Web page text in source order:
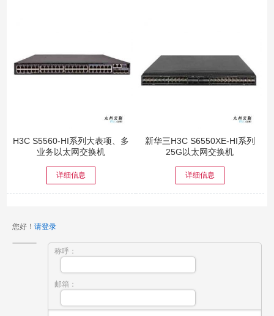
H3C S5560-HI系列大表项、多
业务以太网交换机
详细信息
新华三H3C S6550XE-HI系列
25G以太网交换机
详细信息
您好！ 请登录
称呼：
邮箱：